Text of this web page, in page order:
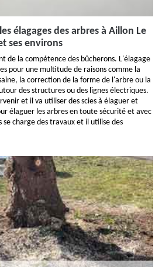
élagages des arbres à Aillon Le
ses environs
de la compétence des bûcherons. L'élagage
pour une multitude de raisons comme la
la correction de la forme de l'arbre ou la
des structures ou des lignes électriques.
et il va utiliser des scies à élaguer et
élaguer les arbres en toute sécurité et avec
se charge des travaux et il utilise des